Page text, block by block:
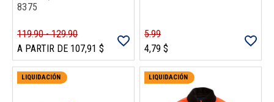
8375
119.90 - 129.90
A PARTIR DE 107,91 $
5.99
4,79 $
LIQUIDACIÓN LIQUIDACIÓN